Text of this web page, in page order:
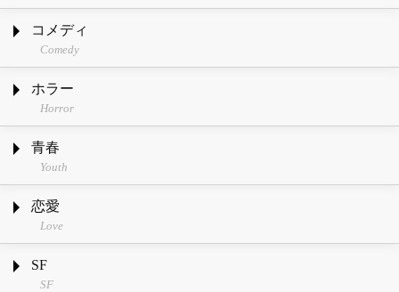
コメディ
Comedy
ホラー
Horror
青春
Youth
恋愛
Love
SF
SF